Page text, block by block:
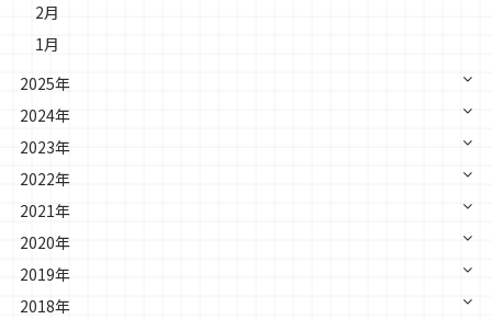
2月
1月
2025年
2024年
2023年
2022年
2021年
2020年
2019年
2018年